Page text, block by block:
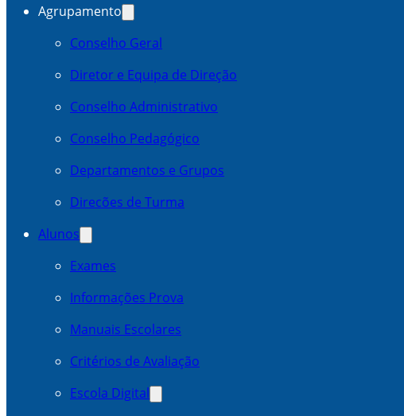
Agrupamento
Conselho Geral
Diretor e Equipa de Direção
Conselho Administrativo
Conselho Pedagógico
Departamentos e Grupos
Direcões de Turma
Alunos
Exames
Informações Prova
Manuais Escolares
Critérios de Avaliação
Escola Digital